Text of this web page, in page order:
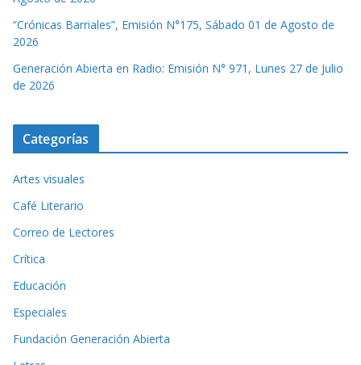
“Crónicas Barriales”, Emisión N°175, Sábado 01 de Agosto de
2026
Generación Abierta en Radio: Emisión N° 971, Lunes 27 de Julio
de 2026
Categorías
Artes visuales
Café Literario
Correo de Lectores
Crítica
Educación
Especiales
Fundación Generación Abierta